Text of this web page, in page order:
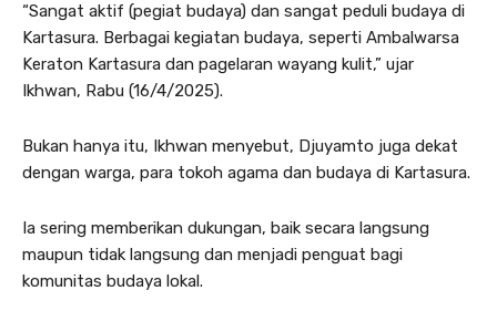
“Sangat aktif (pegiat budaya) dan sangat peduli budaya di
Kartasura. Berbagai kegiatan budaya, seperti Ambalwarsa
Keraton Kartasura dan pagelaran wayang kulit,” ujar
Ikhwan, Rabu (16/4/2025).
Bukan hanya itu, Ikhwan menyebut, Djuyamto juga dekat
dengan warga, para tokoh agama dan budaya di Kartasura.
Ia sering memberikan dukungan, baik secara langsung
maupun tidak langsung dan menjadi penguat bagi
komunitas budaya lokal.